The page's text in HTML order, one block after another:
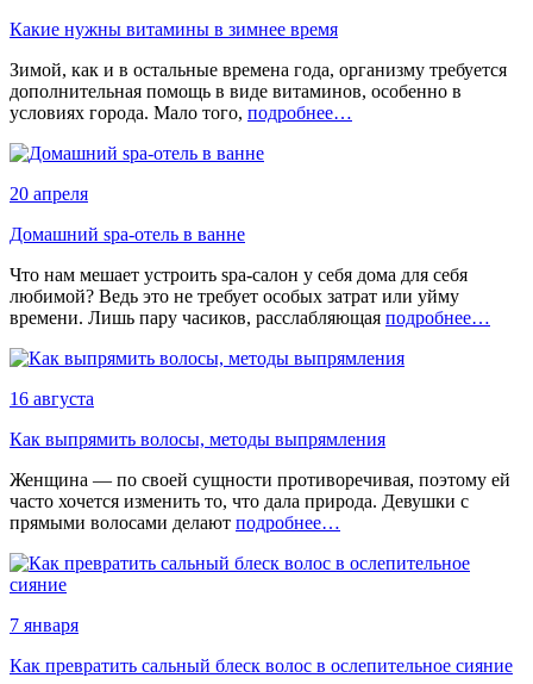
Какие нужны витамины в зимнее время
Зимой, как и в остальные времена года, организму требуется
дополнительная помощь в виде витаминов, особенно в
условиях города. Мало того, подробнее…
20 апреля
Домашний spa-отель в ванне
Что нам мешает устроить spa-салон у себя дома для себя
любимой? Ведь это не требует особых затрат или уйму
времени. Лишь пару часиков, расслабляющая подробнее…
16 августа
Как выпрямить волосы, методы выпрямления
Женщина — по своей сущности противоречивая, поэтому ей
часто хочется изменить то, что дала природа. Девушки с
прямыми волосами делают подробнее…
7 января
Как превратить сальный блеск волос в ослепительное сияние